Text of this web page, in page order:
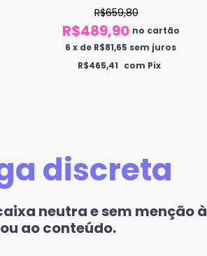
R$659,80
R$489,90 no cartão
6 x de R$81,65 sem juros
R$465,41 com Pix
discreta
neutra e sem menção à
ao conteúdo.